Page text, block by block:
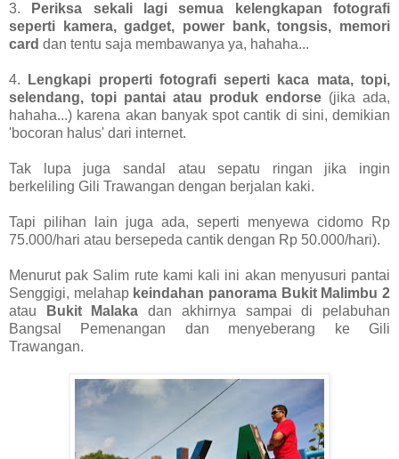
3.
Periksa sekali lagi semua kelengkapan fotografi
seperti kamera, gadget, power bank, tongsis, memori
card dan tentu saja membawanya ya, hahaha...
4.
Lengkapi properti fotografi seperti kaca mata, topi,
selendang, topi pantai atau produk endorse (jika ada,
hahaha...) karena akan banyak spot cantik di sini, demikian
'bocoran halus' dari internet.
Tak lupa juga sandal atau sepatu ringan jika ingin
berkeliling Gili Trawangan dengan berjalan kaki.
Tapi pilihan lain juga ada, seperti menyewa cidomo Rp
75.000/hari atau bersepeda cantik dengan Rp 50.000/hari).
Menurut pak Salim rute kami kali ini akan menyusuri pantai
Senggigi, melahap keindahan panorama Bukit Malimbu 2
atau
Bukit Malaka dan akhirnya sampai di pelabuhan
Bangsal Pemenangan dan menyeberang ke Gili
Trawangan.